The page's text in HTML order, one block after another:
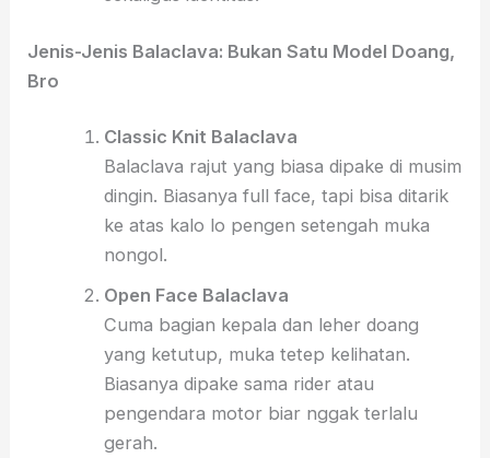
Jenis-Jenis Balaclava: Bukan Satu Model Doang,
Bro
Classic Knit Balaclava
Balaclava rajut yang biasa dipake di musim
dingin. Biasanya full face, tapi bisa ditarik
ke atas kalo lo pengen setengah muka
nongol.
Open Face Balaclava
Cuma bagian kepala dan leher doang
yang ketutup, muka tetep kelihatan.
Biasanya dipake sama rider atau
pengendara motor biar nggak terlalu
gerah.